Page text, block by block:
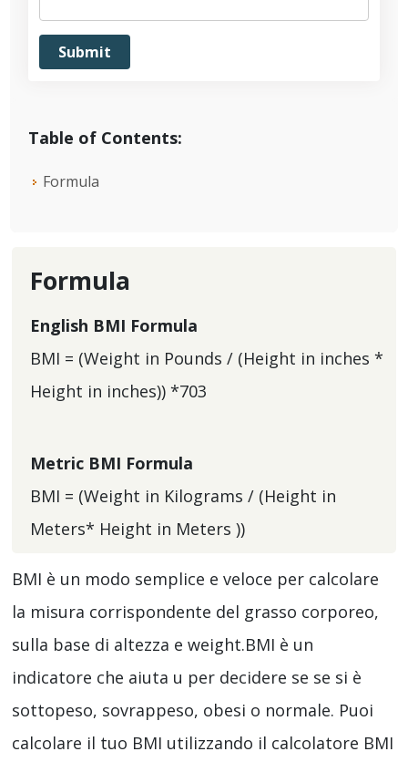
Table of Contents:
Formula
Formula
English BMI Formula
BMI = (Weight in Pounds / (Height in inches *
Height in inches)) *703
Metric BMI Formula
BMI = (Weight in Kilograms / (Height in
Meters* Height in Meters ))
BMI è un modo semplice e veloce per calcolare
la misura corrispondente del grasso corporeo,
sulla base di altezza e weight.BMI è un
indicatore che aiuta u per decidere se se si è
sottopeso, sovrappeso, obesi o normale. Puoi
calcolare il tuo BMI utilizzando il calcolatore BMI